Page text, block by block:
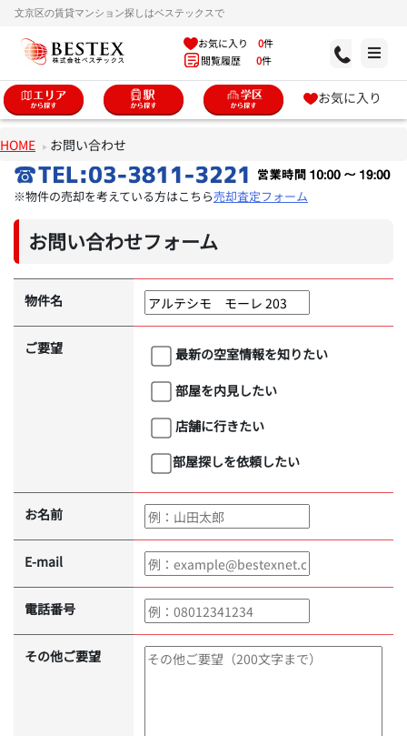
文京区の賃貸マンション探しはベステックスで
お気に入り 0件
閲覧履歴 0件
お気に入り
HOME お問い合わせ
※物件の売却を考えている方はこちら売却査定フォーム
お問い合わせフォーム
物件名
ご要望
最新の空室情報を知りたい
部屋を内見したい
店舗に行きたい
部屋探しを依頼したい
お名前
E-mail
電話番号
その他ご要望